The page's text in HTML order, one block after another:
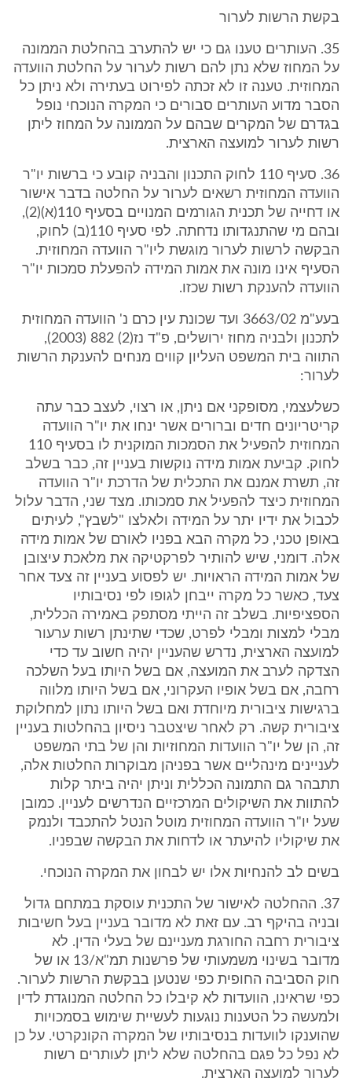
בקשת הרשות לערור
35. העותרים טענו גם כי יש להתערב בהחלטת הממונה
על המחוז שלא נתן להם רשות לערור על החלטת הוועדה
המחוזית. טענה זו לא זכתה לפירוט בעתירה ולא ניתן כל
הסבר מדוע העותרים סבורים כי המקרה הנוכחי נופל
בגדרם של המקרים שבהם על הממונה על המחוז ליתן
רשות לערור למועצה הארצית.
36. סעיף 110 לחוק התכנון והבניה קובע כי ברשות יו"ר
הוועדה המחוזית רשאים לערור על החלטה בדבר אישור
או דחייה של תכנית הגורמים המנויים בסעיף 110(א)(2),
ובהם מי שהתנגדותו נדחתה. לפי סעיף 110(ב) לחוק,
הבקשה לרשות לערור מוגשת ליו"ר הוועדה המחוזית.
הסעיף אינו מונה את אמות המידה להפעלת סמכות יו"ר
הוועדה להענקת רשות שכזו.
בעע"מ 3663/02 ועד שכונת עין כרם נ' הוועדה המחוזית
לתכנון ולבניה מחוז ירושלים, פ"ד נז(2) 882 (2003),
התווה בית המשפט העליון קווים מנחים להענקת הרשות
לערור:
כשלעצמי, מסופקני אם ניתן, או רצוי, לעצב כבר עתה
קריטריונים חדים וברורים אשר ינחו את יו"ר הוועדה
המחוזית להפעיל את הסמכות המוקנית לו בסעיף 110
לחוק. קביעת אמות מידה נוקשות בעניין זה, כבר בשלב
זה, תשרת אמנם את התכלית של הדרכת יו"ר הוועדה
המחוזית כיצד להפעיל את סמכותו. מצד שני, הדבר עלול
לכבול את ידיו יתר על המידה ולאלצו "לשבץ", לעיתים
באופן טכני, כל מקרה הבא בפניו לאורם של אמות מידה
אלה. דומני, שיש להותיר לפרקטיקה את מלאכת עיצובן
של אמות המידה הראויות. יש לפסוע בעניין זה צעד אחר
צעד, כאשר כל מקרה ייבחן לגופו לפי נסיבותיו
הספציפיות. בשלב זה הייתי מסתפק באמירה הכללית,
מבלי למצות ומבלי לפרט, שכדי שתינתן רשות ערעור
למועצה הארצית, נדרש שהעניין יהיה חשוב עד כדי
הצדקה לערב את המועצה, אם בשל היותו בעל השלכה
רחבה, אם בשל אופיו העקרוני, אם בשל היותו מלווה
ברגישות ציבורית מיוחדת ואם בשל היותו נתון למחלוקת
ציבורית קשה. רק לאחר שיצטבר ניסיון בהחלטות בעניין
זה, הן של יו"ר הוועדות המחוזיות והן של בתי המשפט
לעניינים מינהליים אשר בפניהן מבוקרות החלטות אלה,
תתבהר גם התמונה הכללית וניתן יהיה ביתר קלות
להתוות את השיקולים המרכזיים הנדרשים לעניין. כמובן
שעל יו"ר הוועדה המחוזית מוטל הנטל להתכבד ולנמק
את שיקוליו להיעתר או לדחות את הבקשה שבפניו.
בשים לב להנחיות אלו יש לבחון את המקרה הנוכחי.
37. ההחלטה לאישור של התכנית עוסקת במתחם גדול
ובניה בהיקף רב. עם זאת לא מדובר בעניין בעל חשיבות
ציבורית רחבה החורגת מעניינם של בעלי הדין. לא
מדובר בשינוי משמעותי של פרשנות תמ"א/13 או של
חוק הסביבה החופית כפי שנטען בבקשת הרשות לערור.
כפי שראינו, הוועדות לא קיבלו כל החלטה המנוגדת לדין
ולמעשה כל הטענות נוגעות לעשיית שימוש בסמכויות
שהוענקו לוועדות בנסיבותיו של המקרה הקונקרטי. על כן
לא נפל כל פגם בהחלטה שלא ליתן לעותרים רשות
לערור למועצה הארצית.